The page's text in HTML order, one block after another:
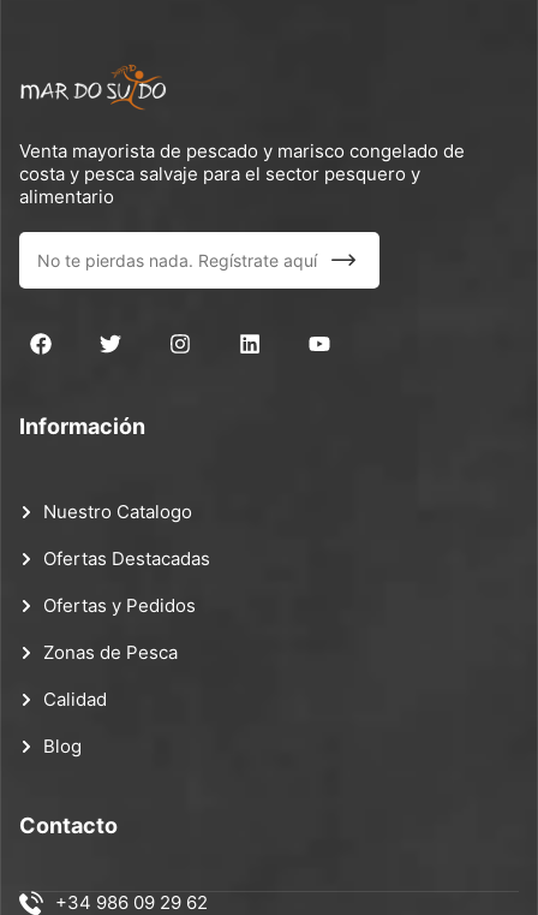
Venta mayorista de pescado y marisco congelado de
costa y pesca salvaje para el sector pesquero y
alimentario
Información
Nuestro Catalogo
Ofertas Destacadas
Ofertas y Pedidos
Zonas de Pesca
Calidad
Blog
Contacto
+34 986 09 29 62